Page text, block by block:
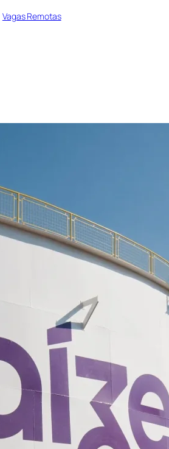
Vagas Remotas